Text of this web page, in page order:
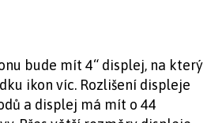
bude mít 4“ displej, na který
ikon víc. Rozlišení displeje
a displej má mít o 44